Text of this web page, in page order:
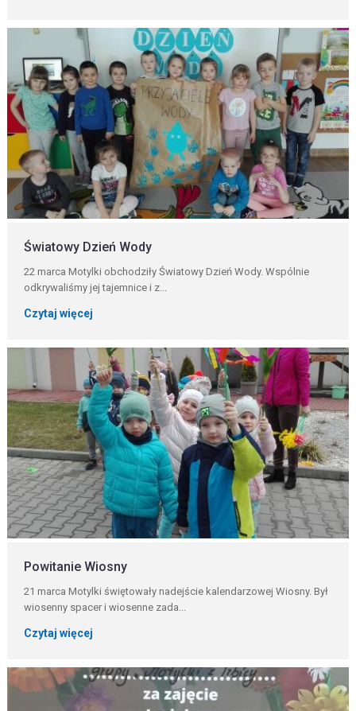
Światowy Dzień Wody
22 marca Motylki obchodziły Światowy Dzień Wody. Wspólnie
odkrywaliśmy jej tajemnice i z...
Czytaj więcej
Powitanie Wiosny
21 marca Motylki świętowały nadejście kalendarzowej Wiosny. Był
wiosenny spacer i wiosenne zada...
Czytaj więcej